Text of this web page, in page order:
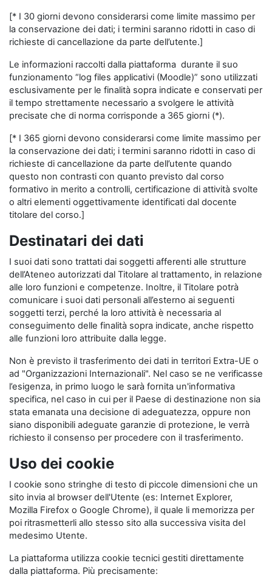
[* I 30 giorni devono considerarsi come limite massimo per
la conservazione dei dati; i termini saranno ridotti in caso di
richieste di cancellazione da parte dell’utente.]
Le informazioni raccolti dalla piattaforma durante il suo
funzionamento “log files applicativi (Moodle)” sono utilizzati
esclusivamente per le finalità sopra indicate e conservati per
il tempo strettamente necessario a svolgere le attività
precisate che di norma corrisponde a 365 giorni (*).
[* I 365 giorni devono considerarsi come limite massimo per
la conservazione dei dati; i termini saranno ridotti in caso di
richieste di cancellazione da parte dell’utente quando
questo non contrasti con quanto previsto dal corso
formativo in merito a controlli, certificazione di attività svolte
o altri elementi oggettivamente identificati dal docente
titolare del corso.]
Destinatari dei dati
I suoi dati sono trattati dai soggetti afferenti alle strutture
dell’Ateneo autorizzati dal Titolare al trattamento, in relazione
alle loro funzioni e competenze. Inoltre, il Titolare potrà
comunicare i suoi dati personali all’esterno ai seguenti
soggetti terzi, perché la loro attività è necessaria al
conseguimento delle finalità sopra indicate, anche rispetto
alle funzioni loro attribuite dalla legge.
Non è previsto il trasferimento dei dati in territori Extra-UE o
ad "Organizzazioni Internazionali". Nel caso se ne verificasse
l’esigenza, in primo luogo le sarà fornita un'informativa
specifica, nel caso in cui per il Paese di destinazione non sia
stata emanata una decisione di adeguatezza, oppure non
siano disponibili adeguate garanzie di protezione, le verrà
richiesto il consenso per procedere con il trasferimento.
Uso dei cookie
I cookie sono stringhe di testo di piccole dimensioni che un
sito invia al browser dell'Utente (es: Internet Explorer,
Mozilla Firefox o Google Chrome), il quale li memorizza per
poi ritrasmetterli allo stesso sito alla successiva visita del
medesimo Utente.
La piattaforma utilizza cookie tecnici gestiti direttamente
dalla piattaforma. Più precisamente: